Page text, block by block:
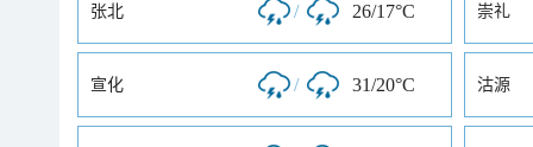
张北 / 26/17°C 崇礼
宣化 / 31/20°C 沽源